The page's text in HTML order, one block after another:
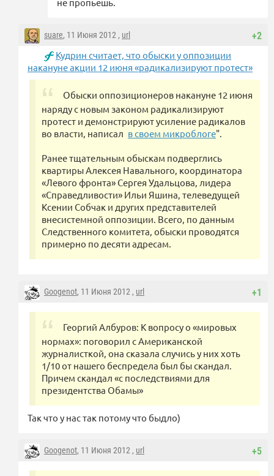
+2
suare, 11 Июня 2012 , url
Кудрин считает, что обыски у оппозиции
накануне акции 12 июня «радикализируют протест»
Обыски оппозиционеров накануне 12 июня
наряду с новым законом радикализируют
протест и демонстрируют усиление радикалов
во власти, написал в своем микроблоге".
Ранее тщательным обыскам подверглись
квартиры Алексея Навального, координатора
«Левого фронта» Сергея Удальцова, лидера
«Справедливости» Ильи Яшина, телеведущей
Ксении Собчак и других представителей
внесистемной оппозиции. Всего, по данным
Следственного комитета, обыски проводятся
примерно по десяти адресам.
+1
Googenot, 11 Июня 2012 , url
Георгий Албуров: К вопросу о «мировых
нормах»: поговорил с Американской
журналисткой, она сказала случись у них хоть
1/10 от нашего беспредела был бы скандал.
Причем скандал «с последствиями для
президентства Обамы»
Так что у нас так потому что быдло)
+5
Googenot, 11 Июня 2012 , url